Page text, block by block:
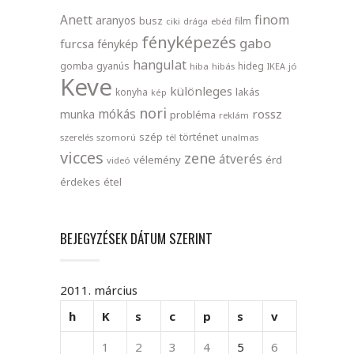
Anett aranyos busz ciki drága ebéd film finom
furcsa fénykép fényképezés gabo
gomba gyanús hangulat hiba hibás hideg IKEA jó
Keve konyha kép különleges lakás
munka mókás nori probléma reklám rossz
szerelés szomorú szép tél történet unalmas
vicces videó vélemény zene átverés érd
érdekes étel
BEJEGYZÉSEK DÁTUM SZERINT
2011. március
h
K s c p s
v
1
2 3 4 5
6